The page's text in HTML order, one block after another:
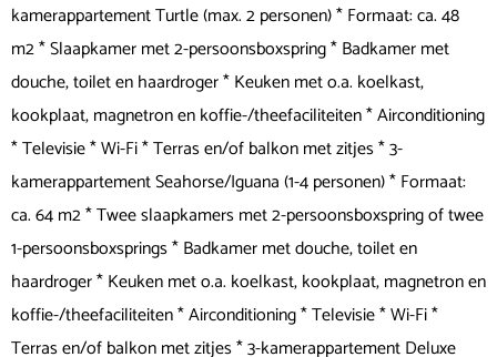
kamerappartement Turtle (max. 2 personen) * Formaat: ca. 48
m2 * Slaapkamer met 2-persoonsboxspring * Badkamer met
douche, toilet en haardroger * Keuken met o.a. koelkast,
kookplaat, magnetron en koffie-/theefaciliteiten * Airconditioning
* Televisie * Wi-Fi * Terras en/of balkon met zitjes * 3-
kamerappartement Seahorse/Iguana (1-4 personen) * Formaat:
ca. 64 m2 * Twee slaapkamers met 2-persoonsboxspring of twee
1-persoonsboxsprings * Badkamer met douche, toilet en
haardroger * Keuken met o.a. koelkast, kookplaat, magnetron en
koffie-/theefaciliteiten * Airconditioning * Televisie * Wi-Fi *
Terras en/of balkon met zitjes * 3-kamerappartement Deluxe